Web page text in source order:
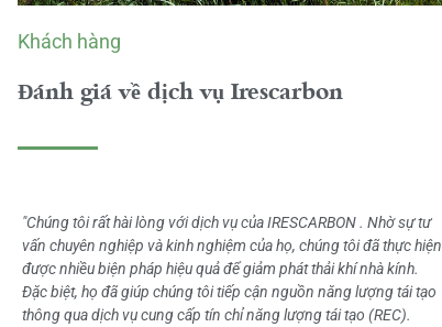
Khách hàng
Đánh giá về dịch vụ Irescarbon
"Chúng tôi rất hài lòng với dịch vụ của IRESCARBON . Nhờ sự tư
vấn chuyên nghiệp và kinh nghiệm của họ, chúng tôi đã thực hiện
được nhiều biện pháp hiệu quả để giảm phát thải khí nhà kính.
Đặc biệt, họ đã giúp chúng tôi tiếp cận nguồn năng lượng tái tạo
thông qua dịch vụ cung cấp tín chỉ năng lượng tái tạo (REC).